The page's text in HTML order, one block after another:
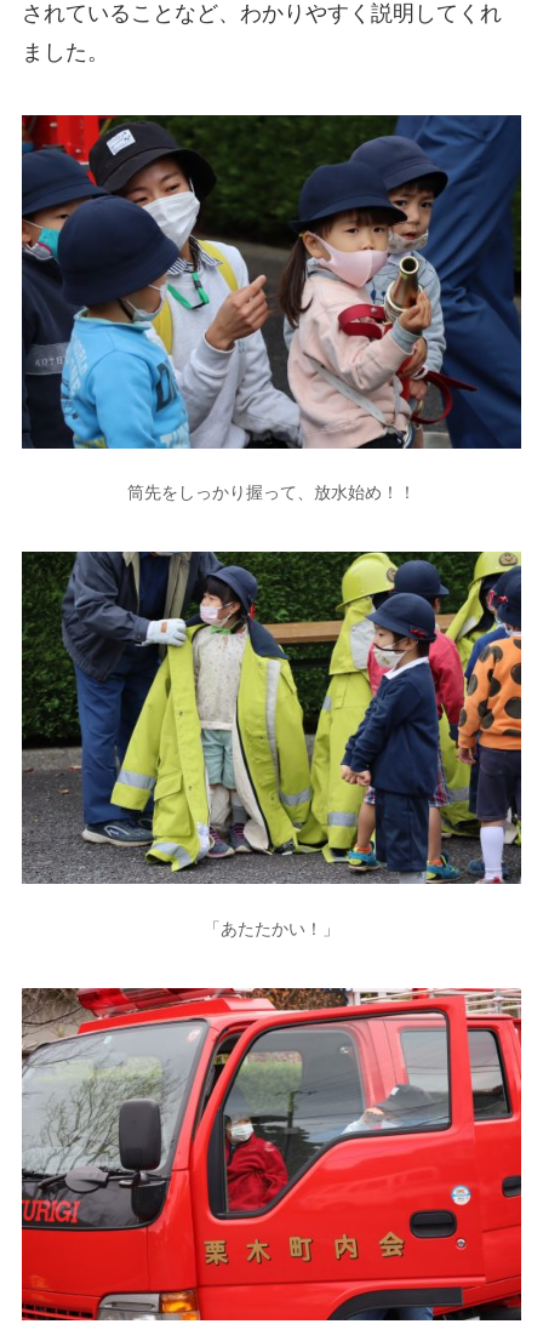
されていることなど、わかりやすく説明してくれ
ました。
筒先をしっかり握って、放水始め！！
「あたたかい！」